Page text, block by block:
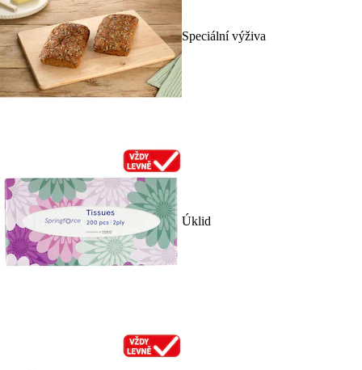
Speciální výživa
Úklid